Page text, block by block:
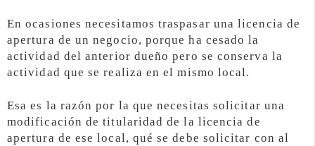
En ocasiones necesitamos traspasar una licencia de
apertura de un negocio, porque ha cesado la
actividad del anterior dueño pero se conserva la
actividad que se realiza en el mismo local.
Esa es la razón por la que necesitas solicitar una
modificación de titularidad de la licencia de
apertura de ese local, qué se debe solicitar con al